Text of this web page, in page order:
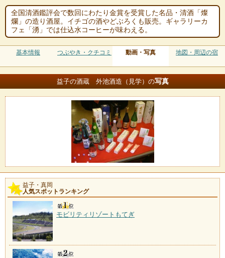
全国清酒鑑評会で数回にわたり金賞を受賞した名品・清酒「燦
爛」の造り酒屋。イチゴの酒やどぶろくも販売。ギャラリーカ
フェ「湧」では仕込水コーヒーが味わえる。
基本情報 つぶやき・クチコミ 動画・写真 地図・周辺の宿
益子の酒蔵 外池酒造（見学）の写真
益子・真岡
人気スポットランキング
モビリティリゾートもてぎ